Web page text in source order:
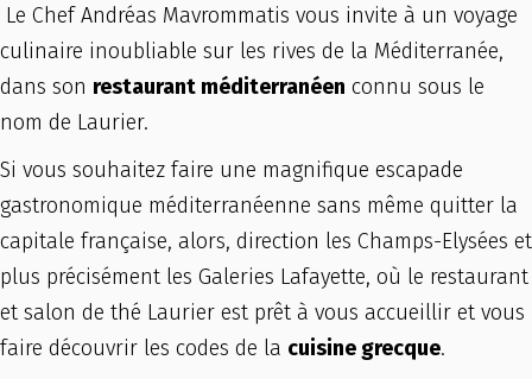
Le Chef Andréas Mavrommatis vous invite à un voyage
culinaire inoubliable sur les rives de la Méditerranée,
dans son restaurant méditerranéen connu sous le
nom de Laurier.
Si vous souhaitez faire une magnifique escapade
gastronomique méditerranéenne sans même quitter la
capitale française, alors, direction les Champs-Elysées et
plus précisément les Galeries Lafayette, où le restaurant
et salon de thé Laurier est prêt à vous accueillir et vous
faire découvrir les codes de la cuisine grecque.